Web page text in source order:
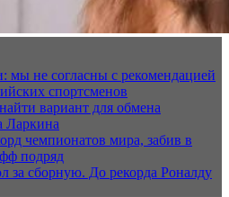
не согласны с рекомендацией
спортсменов
вариант для обмена
Ларкина
чемпионатов мира, забив в
подряд
за сборную. До рекорда Роналду